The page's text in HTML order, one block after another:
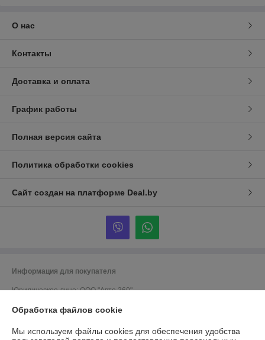
О нас
Контакты
Доставка и оплата
График работы
Полная версия сайта
Политика обработки cookies
Сайт создан на платформе Deal.by
Информация для покупателя
Юридическое лицо:ООО "Авто 360"
Регистрационный номер ЕГР: 191635176
УНП: 191635176
Обработка файлов cookie
Мы используем файлы cookies для обеспечения удобства